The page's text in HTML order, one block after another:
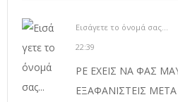
Εισάγετε το όνομά σας...
22:39
ΡΕ ΕΧΕΙΣ ΝΑ ΦΑΣ
ΕΞΑΦΑΝΙΣΤΕΙΣ